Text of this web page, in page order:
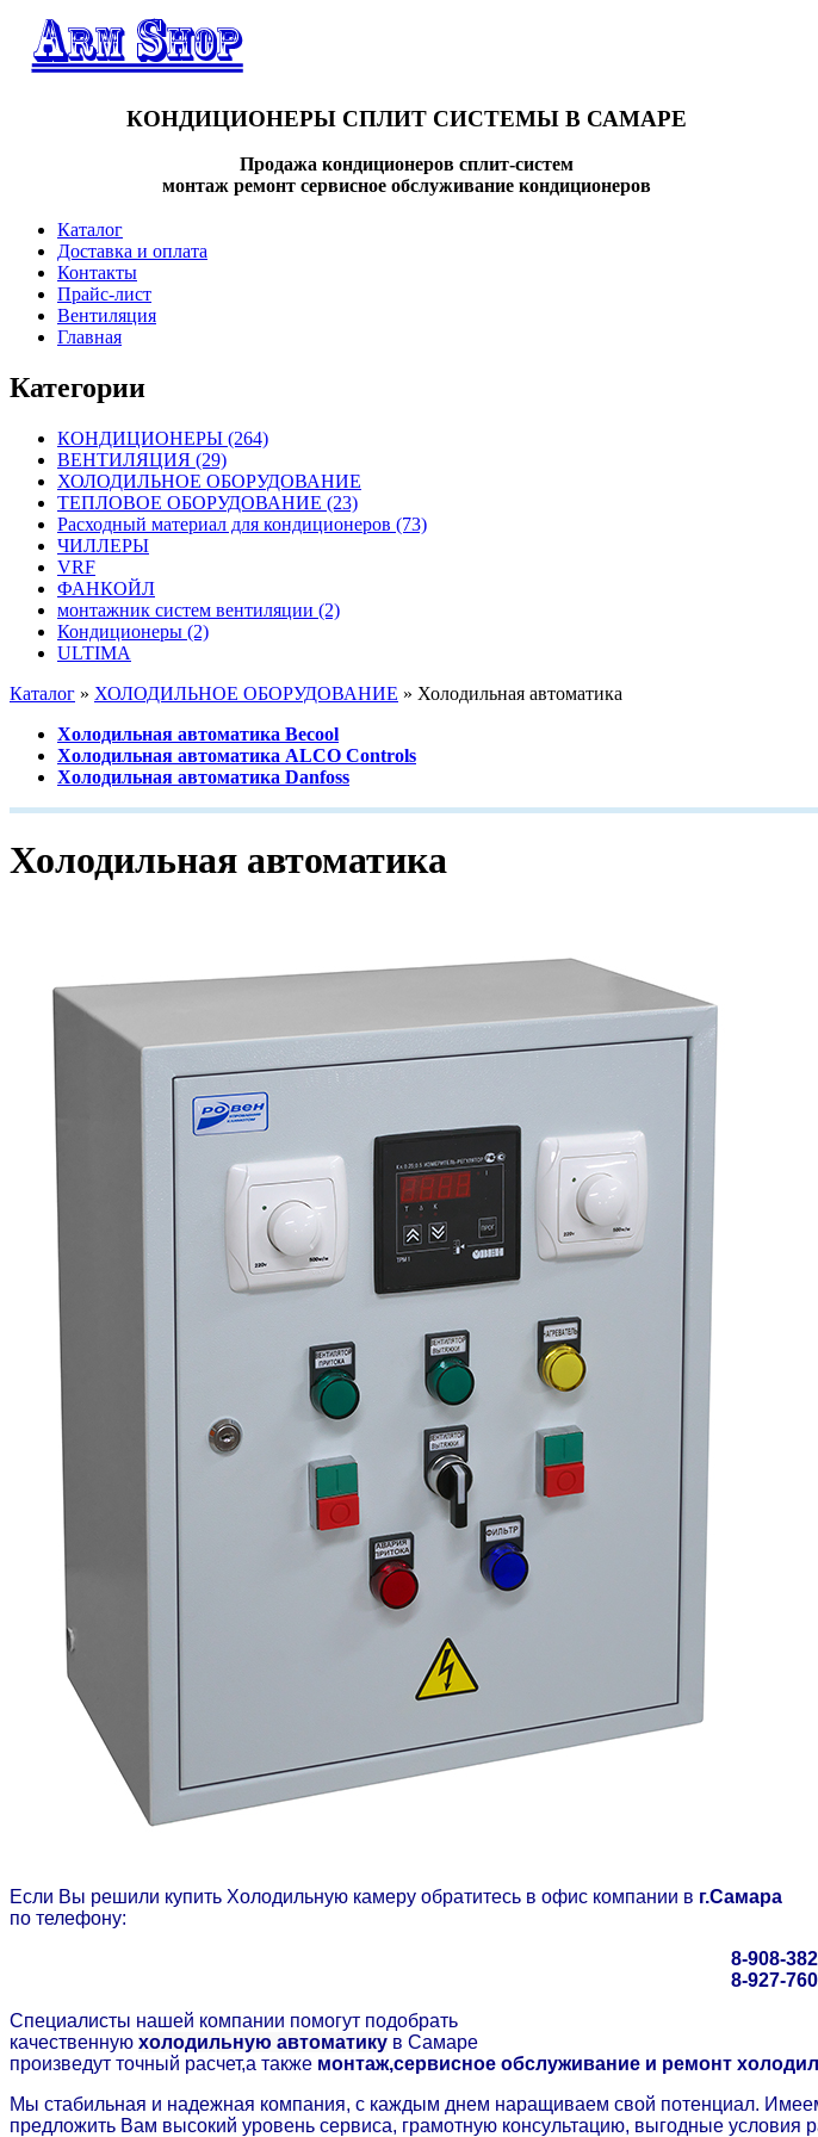
КОНДИЦИОНЕРЫ СПЛИТ СИСТЕМЫ В САМАРЕ
Продажа кондиционеров сплит-систем
монтаж ремонт сервисное обслуживание кондиционеров
Каталог
Доставка и оплата
Контакты
Прайс-лист
Вентиляция
Главная
Категории
КОНДИЦИОНЕРЫ (264)
ВЕНТИЛЯЦИЯ (29)
ХОЛОДИЛЬНОЕ ОБОРУДОВАНИЕ
ТЕПЛОВОЕ ОБОРУДОВАНИЕ (23)
Расходный материал для кондиционеров (73)
ЧИЛЛЕРЫ
VRF
ФАНКОЙЛ
монтажник систем вентиляции (2)
Кондиционеры (2)
ULTIMA
Каталог » ХОЛОДИЛЬНОЕ ОБОРУДОВАНИЕ » Холодильная автоматика
Холодильная автоматика Becool
Холодильная автоматика ALCO Controls
Холодильная автоматика Danfoss
Холодильная автоматика
Если Вы решили купить Холодильную камеру обратитесь в офис компании в г.Самара
по телефону:
8-908-
8-927-
Cпециалисты нашей компании помогут подобрать
качественную холодильную автоматику в Самаре
произведут точный расчет,а также монтаж,сервисное обслуживание и ремонт
Мы стабильная и надежная компания, с каждым днем наращиваем свой потенциал.
предложить Вам высокий уровень сервиса, грамотную консультацию, выгодные